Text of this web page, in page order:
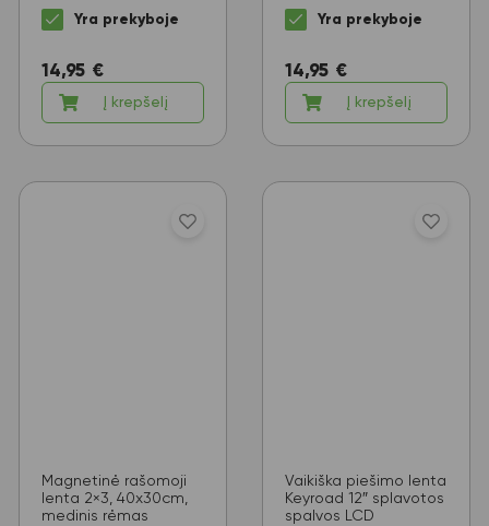
Yra prekyboje
14,95 €
Į krepšelį
Yra prekyboje
14,95 €
Į krepšelį
Magnetinė rašomoji
lenta 2×3, 40x30cm,
medinis rėmas
Vaikiška piešimo lenta
Keyroad 12″ splavotos
spalvos LCD